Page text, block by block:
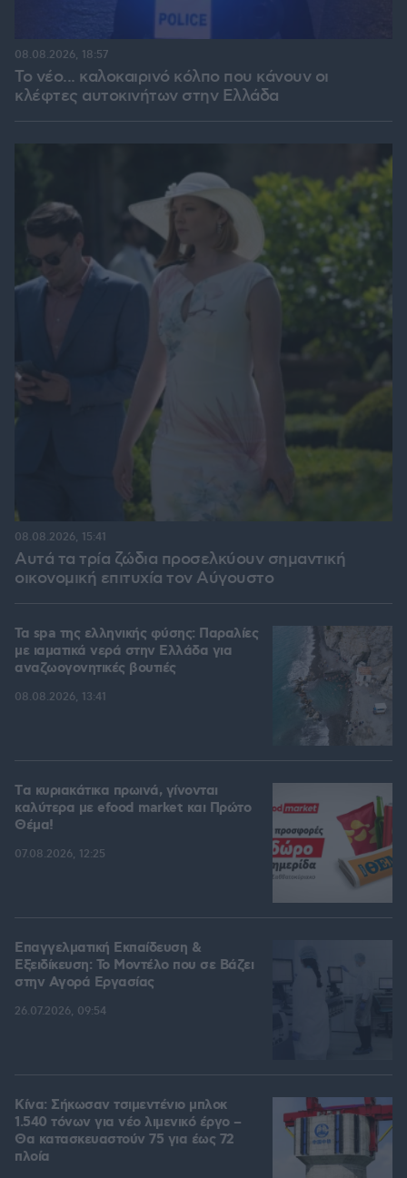
Το νέο... καλοκαιρινό κόλπο που κάνουν οι
κλέφτες αυτοκινήτων στην Ελλάδα
08.08.2026, 18:57
Αυτά τα τρία ζώδια προσελκύουν σημαντική
οικονομική επιτυχία τον Αύγουστο
08.08.2026, 15:41
Τα spa της ελληνικής φύσης: Παραλίες
με ιαματικά νερά στην Ελλάδα για
αναζωογονητικές βουτιές
08.08.2026, 13:41
Tα κυριακάτικα πρωινά, γίνονται
καλύτερα με efood market και Πρώτο
Θέμα!
07.08.2026, 12:25
Επαγγελματική Εκπαίδευση &
Εξειδίκευση: Το Mοντέλο που σε Bάζει
στην Aγορά Eργασίας
26.07.2026, 09:54
Κίνα: Σήκωσαν τσιμεντένιο μπλοκ
1.540 τόνων για νέο λιμενικό έργο –
Θα κατασκευαστούν 75 για έως 72
πλοία